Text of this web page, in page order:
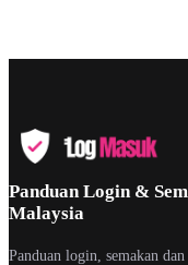
Panduan Login &
Malaysia
Panduan login, semakan